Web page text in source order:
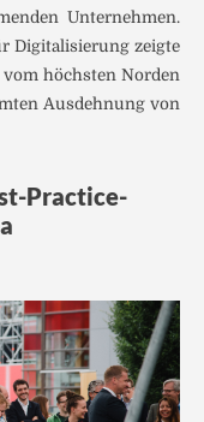
Unternehmen.
Digitalisierung zeigte
höchsten Norden
Ausdehnung von
Practice-